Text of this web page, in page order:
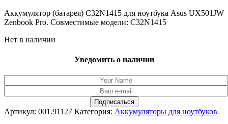
составляла
7,908.00₽.
7,249.00₽.
Аккумулятор (батарея) C32N1415 для ноутбука Asus UX501JW
Zenbook Pro. Совместимые модели: C32N1415
Нет в наличии
Уведомить о наличии
Артикул: 001.91127 Категория: Аккумуляторы для ноутбуков